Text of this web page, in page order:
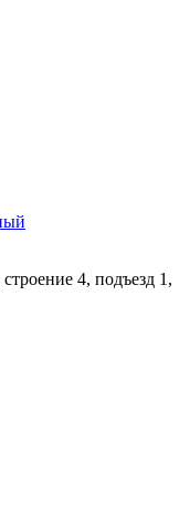
4, подъезд 1,